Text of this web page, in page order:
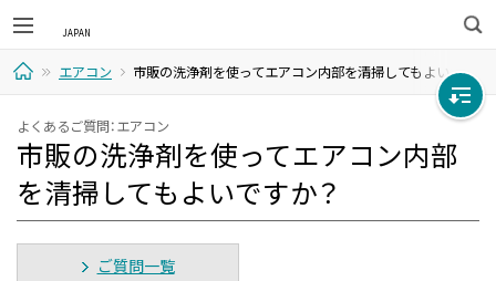
検
索
ー
ム
エアコン 市販の洗浄剤を使ってエアコン内部を清掃してもよいですか
よくあるご質問：エアコン
市販の洗浄剤を使ってエアコン内部
を清掃してもよいですか？
ご質問一覧